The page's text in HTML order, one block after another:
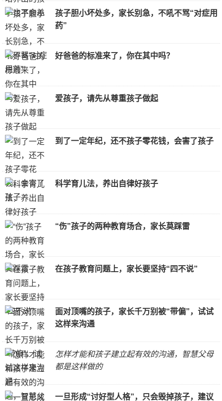
孩子胆小坏处多，家长别急，不吼不骂“对症用
药”
好爸爸的标准来了，你在其中吗？
爱孩子，请先从尊重孩子做起
到了一定年纪，还不孩子零花钱，会害了孩子
科学育儿法，养出自律好孩子
“伤”孩子的两种教育场合，家长莫踩雷
在孩子教育问题上，家长要坚持“四不说”
面对顶嘴的孩子，家长千万别被“带偏”，试试
这样来沟通
怎样才能和孩子建立起有效的沟通，智慧父母
都是这样做的
一旦形成“讨好型人格”，只会毁掉孩子，建议